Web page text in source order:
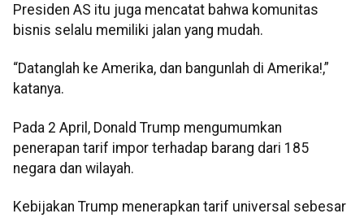
Presiden AS itu juga mencatat bahwa komunitas
bisnis selalu memiliki jalan yang mudah.
“Datanglah ke Amerika, dan bangunlah di Amerika!,”
katanya.
Pada 2 April, Donald Trump mengumumkan
penerapan tarif impor terhadap barang dari 185
negara dan wilayah.
Kebijakan Trump menerapkan tarif universal sebesar